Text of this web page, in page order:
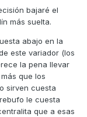
bajaré el
más suelta.
abajo en la
este variador (los
la pena llevar
que los
sirven cuesta
le cuesta
que a esas